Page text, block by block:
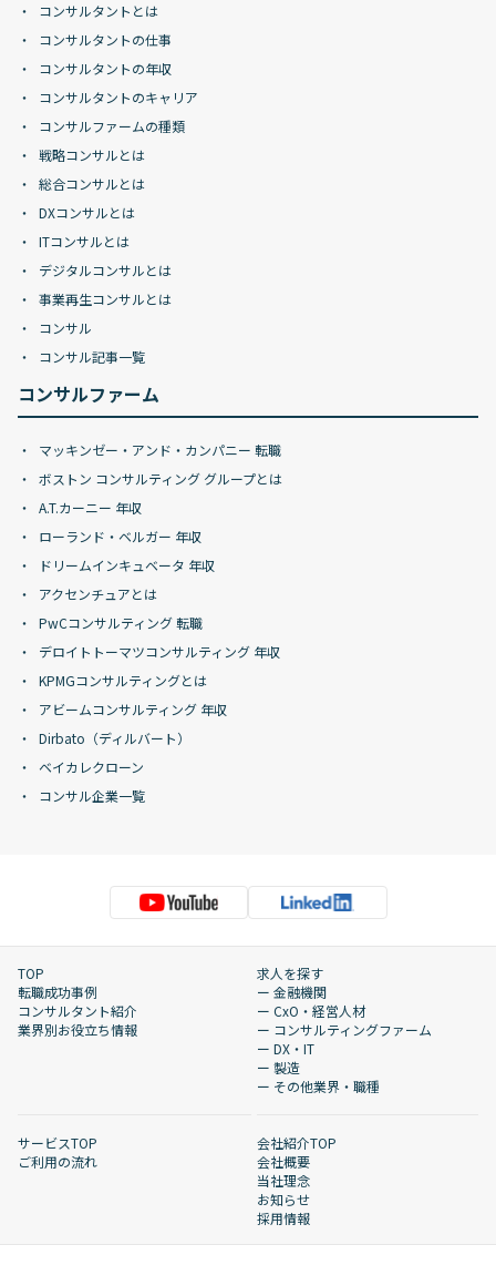
コンサルタントとは
コンサルタントの仕事
コンサルタントの年収
コンサルタントのキャリア
コンサルファームの種類
戦略コンサルとは
総合コンサルとは
DXコンサルとは
ITコンサルとは
デジタルコンサルとは
事業再生コンサルとは
コンサル
コンサル記事一覧
コンサルファーム
マッキンゼー・アンド・カンパニー 転職
ボストン コンサルティング グループとは
A.T.カーニー 年収
ローランド・ベルガー 年収
ドリームインキュベータ 年収
アクセンチュアとは
PwCコンサルティング 転職
デロイトトーマツコンサルティング 年収
KPMGコンサルティングとは
アビームコンサルティング 年収
Dirbato（ディルバート）
ベイカレクローン
コンサル企業一覧
TOP
転職成功事例
コンサルタント紹介
業界別お役立ち情報
求人を探す
ー 金融機関
ー CxO・経営人材
ー コンサルティングファーム
ー DX・IT
ー 製造
ー その他業界・職種
サービスTOP
ご利用の流れ
会社紹介TOP
会社概要
当社理念
お知らせ
採用情報